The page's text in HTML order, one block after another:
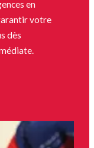
en
votre
dès